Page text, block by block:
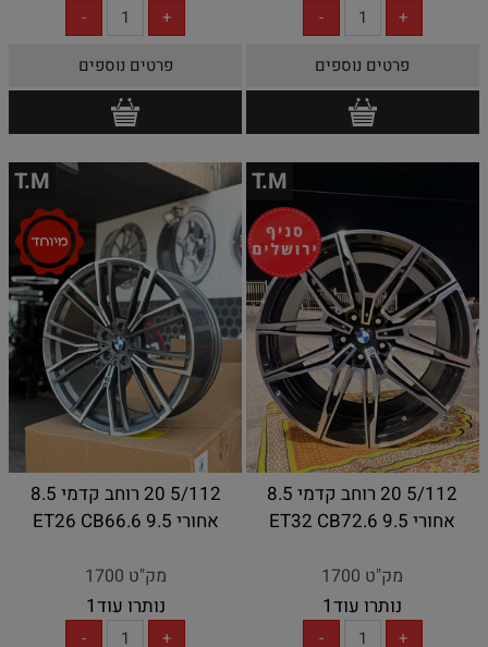
פרטים נוספים פרטים נוספים
T.M
5/112 20 רוחב קדמי 8.5
אחורי 9.5 ET32 CB72.6
מק"ט 1700
נותרו עוד1
T.M
5/112 20 רוחב קדמי 8.5
אחורי 9.5 ET26 CB66.6
מק"ט 1700
נותרו עוד1